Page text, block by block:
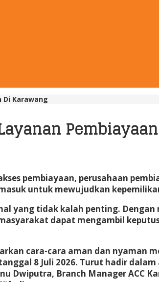
Di Karawang
pembiayaan, perusahaan
untuk mewujudkan
yang tidak kalah penting.
dapat mengambil
cara-cara aman dan nyaman
8 Juli 2026. Turut hadir dalam
Dwiputra, Branch Manager ACC